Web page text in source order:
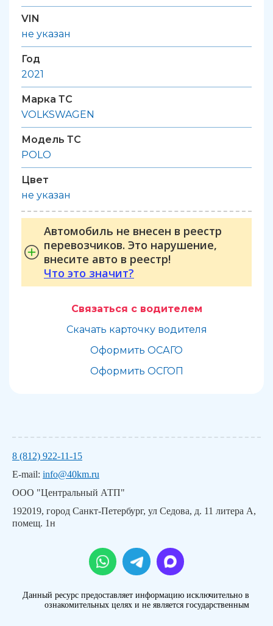
VIN
не указан
Год
2021
Марка ТС
VOLKSWAGEN
Модель ТС
POLO
Цвет
не указан
Автомобиль не внесен в реестр
перевозчиков. Это нарушение,
внесите авто в реестр!
Что это значит?
Связаться с водителем
Скачать карточку водителя
Оформить ОСАГО
Оформить ОСГОП
8 (812) 922-11-15
E-mail: info@40km.ru
ООО "Центральный АТП"
192019, город Санкт-Петербург, ул Седова, д. 11 литера А,
помещ. 1н
Данный ресурс предоставляет информацию исключительно в
ознакомительных целях и не является государственным